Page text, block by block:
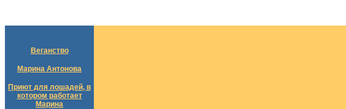
Веганство
Марина Антонова
Приют для лошадей, в
котором работает
Марина